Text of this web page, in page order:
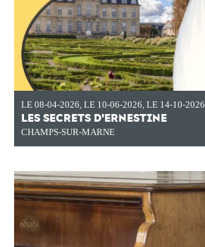
LE 08-04-2026 LE 10-06-2026 LE 14-10-2026
LES SECRETS D'ERNESTINE
CHAMPS-SUR-MARNE